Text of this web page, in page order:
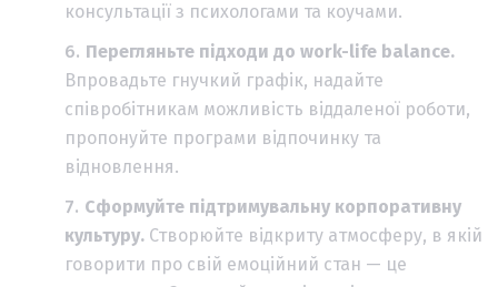
консультації з психологами та коучами.
Перегляньте підходи до work-life balance.
Впровадьте гнучкий графік, надайте
співробітникам можливість віддаленої роботи,
пропонуйте програми відпочинку та
відновлення.
Сформуйте підтримувальну корпоративну
культуру. Створюйте відкриту атмосферу, в якій
говорити про свій емоційний стан — це